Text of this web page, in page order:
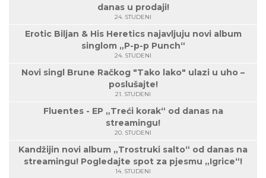
danas u prodaji!
24. STUDENI
Erotic Biljan & His Heretics najavljuju novi album
singlom „P-p-p Punch“
24. STUDENI
Novi singl Brune Račkog "Tako lako" ulazi u uho –
poslušajte!
21. STUDENI
Fluentes - EP „Treći korak“ od danas na
streamingu!
20. STUDENI
Kandžijin novi album „Trostruki salto“ od danas na
streamingu! Pogledajte spot za pjesmu „Igrice“!
14. STUDENI